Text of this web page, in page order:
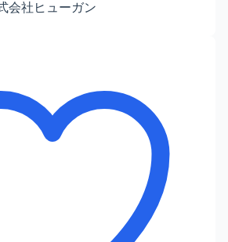
会社ヒューガン